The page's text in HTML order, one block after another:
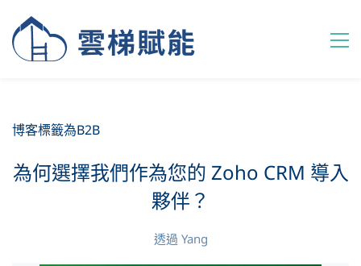
博客標籤為B2B
為何選擇我們作為您的 Zoho CRM 導入
夥伴？
透過 Yang